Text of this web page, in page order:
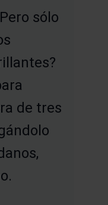
sólo
de tres